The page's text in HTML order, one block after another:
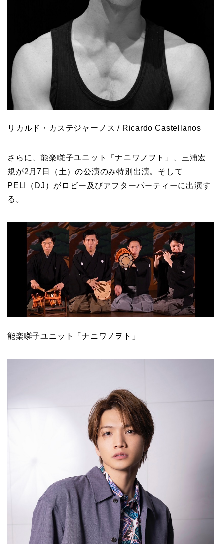
リカルド・カステジャーノス / Ricardo Castellanos
さらに、能楽囃子ユニット「ナニワノヲト」、三浦宏
規が2月7日（土）の公演のみ特別出演。そして
PELI（DJ）がロビー及びアフターパーティーに出演す
る。
能楽囃子ユニット「ナニワノヲト」